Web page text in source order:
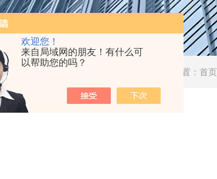
欢迎您！
来自局域网的朋友！有什么可
以帮助您的吗？
当前位置：首页